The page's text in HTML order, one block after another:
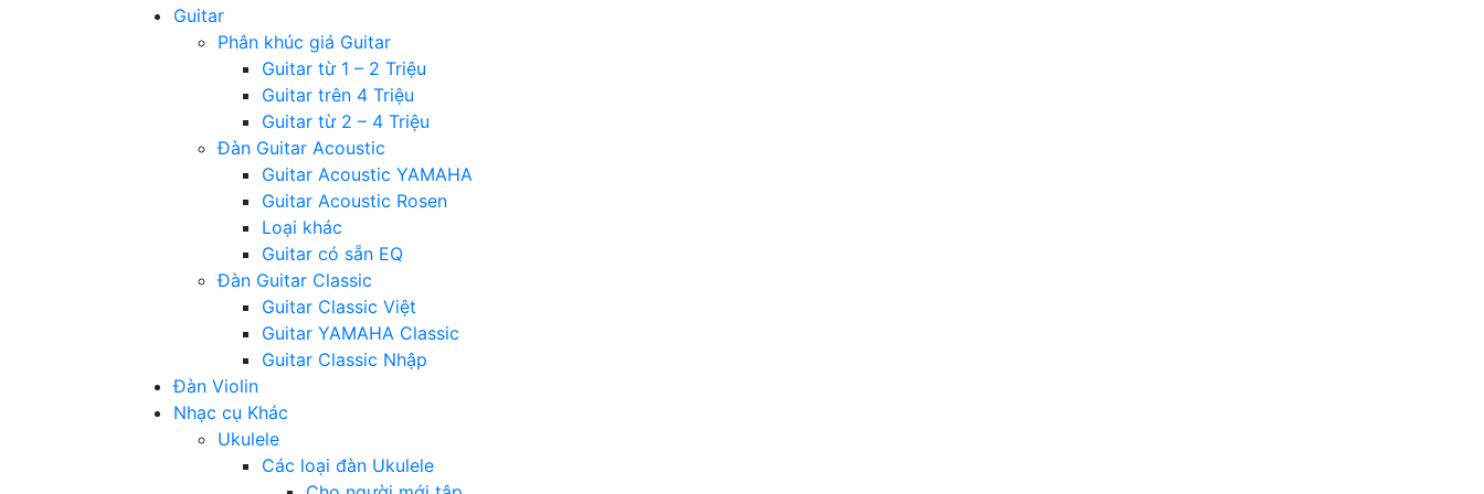
Guitar
Phân khúc giá Guitar
Guitar từ 1 – 2 Triệu
Guitar trên 4 Triệu
Guitar từ 2 – 4 Triệu
Đàn Guitar Acoustic
Guitar Acoustic YAMAHA
Guitar Acoustic Rosen
Loại khác
Guitar có sẵn EQ
Đàn Guitar Classic
Guitar Classic Việt
Guitar YAMAHA Classic
Guitar Classic Nhập
Đàn Violin
Nhạc cụ Khác
Ukulele
Các loại đàn Ukulele